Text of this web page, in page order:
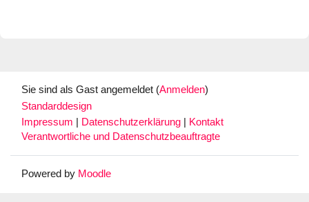
Sie sind als Gast angemeldet (Anmelden)
Standarddesign
Impressum
Datenschutzerklärung
Kontakt
Verantwortliche und Datenschutzbeauftragte
Powered by Moodle